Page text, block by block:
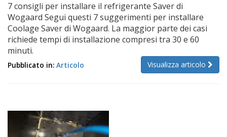
7 consigli per installare il refrigerante Saver di
Wogaard Segui questi 7 suggerimenti per installare
Coolage Saver di Wogaard. La maggior parte dei casi
richiede tempi di installazione compresi tra 30 e 60
minuti.
Visualizza articolo
Pubblicato in: Articolo